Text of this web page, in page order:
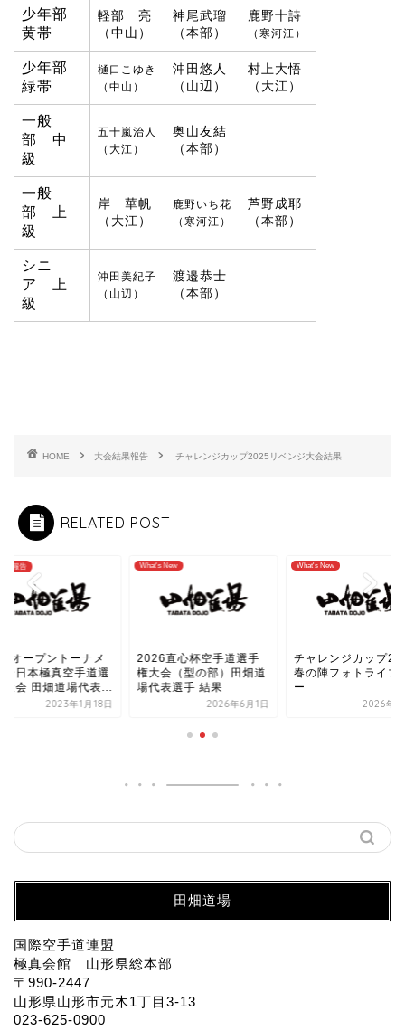
少年部
黄帯
軽部 亮
（中山）
神尾武瑠
（本部）
鹿野十詩
（寒河江）
少年部
緑帯
樋口こゆき
（中山）
沖田悠人
（山辺）
村上大悟
（大江）
一般
部 中
級
五十嵐治人
（大江）
奥山友結
（本部）
一般
部 上
級
岸 華帆
（大江）
鹿野いち花
（寒河江）
芦野成耶
（本部）
シニ
ア 上
級
沖田美紀子
（山辺）
渡邉恭士
（本部）
HOME 大会結果報告 チャレンジカップ2025リベンジ大会結果
RELATED POST
果報告
オープントーナメ
全日本極真空手道選
大会 田畑道場代表...
2023年1月18日
What's New
2026直心杯空手道選手
権大会（型の部）田畑道
場代表選手 結果
2026年6月1日
What's New
チャレンジカップ
春の陣フォトライブ
ー
2026年5
田畑道場
国際空手道連盟
極真会館 山形県総本部
〒990-2447
山形県山形市元木1丁目3-13
023-625-0900